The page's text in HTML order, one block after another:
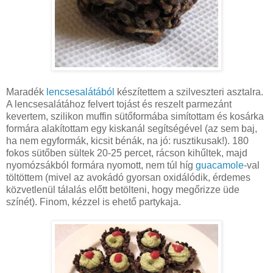
Maradék lencsesalátából készítettem a szilveszteri asztalra.
A lencsesalátához felvert tojást és reszelt parmezánt
kevertem, szilikon muffin sütőformába simítottam és kosárka
formára alakítottam egy kiskanál segítségével (az sem baj,
ha nem egyformák, kicsit bénák, na jó: rusztikusak!). 180
fokos sütőben sültek 20-25 percet, rácson kihűltek, majd
nyomózsákból formára nyomott, nem túl híg guacamole-val
töltöttem (mivel az avokádó gyorsan oxidálódik, érdemes
közvetlenül tálalás előtt betölteni, hogy megőrizze üde
színét). Finom, kézzel is ehető partykaja.